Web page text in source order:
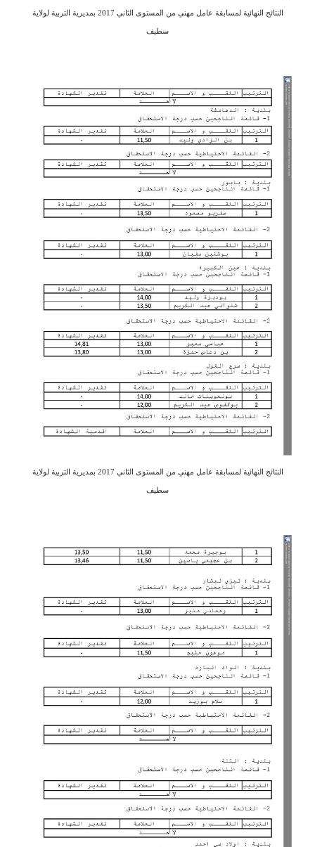
النتائج النهائية لمسابقة عامل مهني من المستوى الثاني 2017 بمديرية التربية لولاية
سطيف
النتائج النهائية لمسابقة عامل مهني من المستوى الثاني 2017 بمديرية التربية لولاية
سطيف